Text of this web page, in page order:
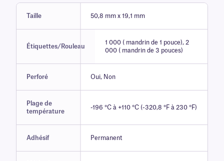
Taille 50,8 mm x 19,1 mm
Étiquettes/Rouleau
1 000 ( mandrin de 1 pouce), 2
000 ( mandrin de 3 pouces)
Perforé Oui, Non
Plage de
température
-196 °C à +110 °C (-320,8 °F à 230 °F)
Adhésif Permanent